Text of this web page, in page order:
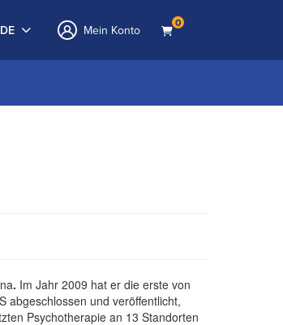
DE Mein Konto 0
. Im Jahr 2009 hat er die erste von
abgeschlossen und veröffentlicht,
Psychotherapie an 13 Standorten